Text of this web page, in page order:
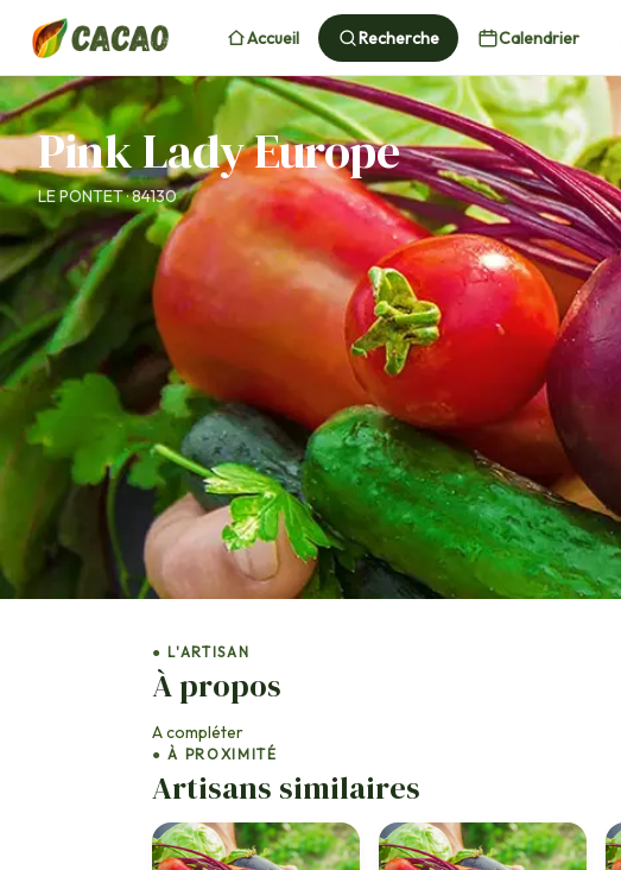
Accueil Recherche Calendrier
Pink Lady Europe
LE PONTET · 84130
● L'ARTISAN
À propos
A compléter
● À PROXIMITÉ
Artisans similaires